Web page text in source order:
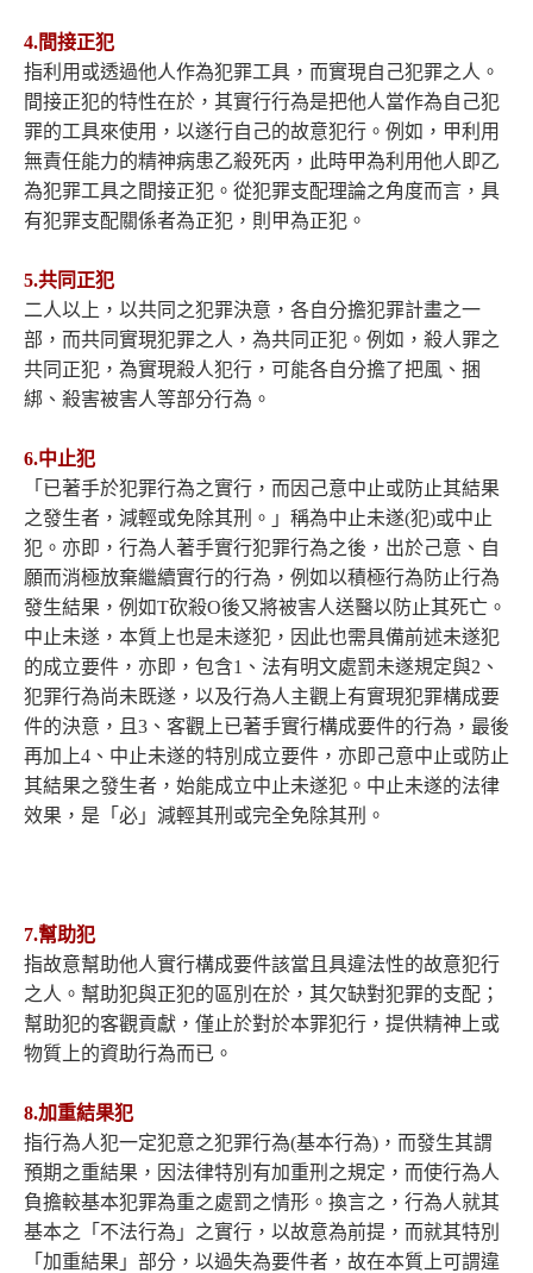
4.間接正犯
指利用或透過他人作為犯罪工具，而實現自己犯罪之人。
間接正犯的特性在於，其實行行為是把他人當作為自己犯
罪的工具來使用，以遂行自己的故意犯行。例如，甲利用
無責任能力的精神病患乙殺死丙，此時甲為利用他人即乙
為犯罪工具之間接正犯。從犯罪支配理論之角度而言，具
有犯罪支配關係者為正犯，則甲為正犯。
5.共同正犯
二人以上，以共同之犯罪決意，各自分擔犯罪計畫之一
部，而共同實現犯罪之人，為共同正犯。例如，殺人罪之
共同正犯，為實現殺人犯行，可能各自分擔了把風、捆
綁、殺害被害人等部分行為。
6.中止犯
「已著手於犯罪行為之實行，而因己意中止或防止其結果
之發生者，減輕或免除其刑。」稱為中止未遂(犯)或中止
犯。亦即，行為人著手實行犯罪行為之後，出於己意、自
願而消極放棄繼續實行的行為，例如以積極行為防止行為
發生結果，例如T砍殺O後又將被害人送醫以防止其死亡。
中止未遂，本質上也是未遂犯，因此也需具備前述未遂犯
的成立要件，亦即，包含1、法有明文處罰未遂規定與2、
犯罪行為尚未既遂，以及行為人主觀上有實現犯罪構成要
件的決意，且3、客觀上已著手實行構成要件的行為，最後
再加上4、中止未遂的特別成立要件，亦即己意中止或防止
其結果之發生者，始能成立中止未遂犯。中止未遂的法律
效果，是「必」減輕其刑或完全免除其刑。
7.幫助犯
指故意幫助他人實行構成要件該當且具違法性的故意犯行
之人。幫助犯與正犯的區別在於，其欠缺對犯罪的支配；
幫助犯的客觀貢獻，僅止於對於本罪犯行，提供精神上或
物質上的資助行為而已。
8.加重結果犯
指行為人犯一定犯意之犯罪行為(基本行為)，而發生其謂
預期之重結果，因法律特別有加重刑之規定，而使行為人
負擔較基本犯罪為重之處罰之情形。換言之，行為人就其
基本之「不法行為」之實行，以故意為前提，而就其特別
「加重結果」部分，以過失為要件者，故在本質上可謂違